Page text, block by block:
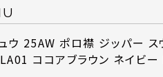
ウ 25AW ポロ襟 ジッパー ス
ココアブラウン ネイビー